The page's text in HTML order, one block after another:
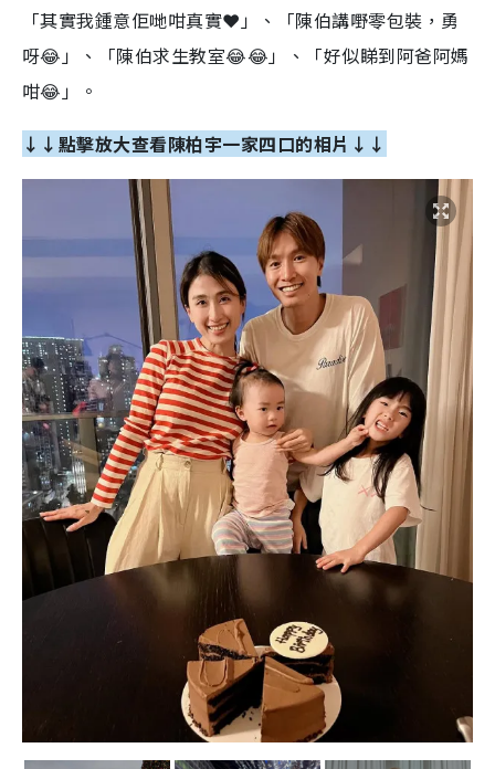
「其實我鍾意佢哋咁真實❤️」、「陳伯講嘢零包裝，勇
呀😂」、「陳伯求生教室😂😂」、「好似睇到阿爸阿媽
咁😂」。
↓↓點擊放大查看陳柏宇一家四口的相片↓↓